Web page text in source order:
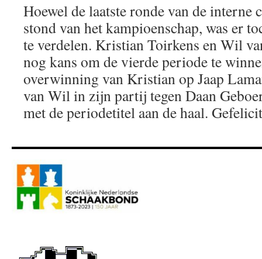
Hoewel de laatste ronde van de interne
stond van het kampioenschap, was er
te verdelen. Kristian Toirkens en Wil
nog kans om de vierde periode te
overwinning van Kristian op Jaap
van Wil in zijn partij tegen Daan
met de periodetitel aan de haal.